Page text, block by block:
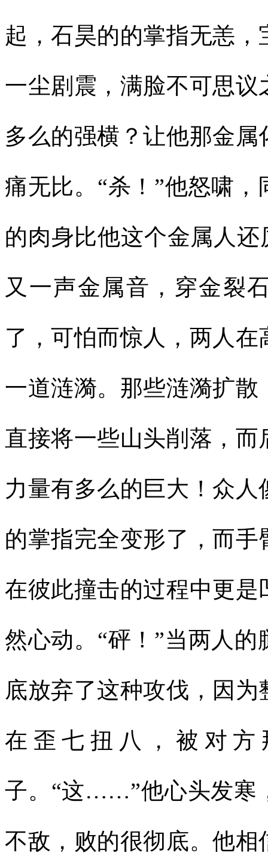
起，石昊的的掌指无恙
一尘剧震，满脸不可思
多么的强横？让他那金
痛无比。“杀！”他怒啸
的肉身比他这个金属人
又一声金属音，穿金裂
了，可怕而惊人，两人
一道涟漪。那些涟漪扩
直接将一些山头削落，
力量有多么的巨大！众
的掌指完全变形了，而
在彼此撞击的过程中更
然心动。“砰！”当两人
底放弃了这种攻伐，因
在歪七扭八，被对
子。“这……”他心头发寒
不敌，败的很彻底。他